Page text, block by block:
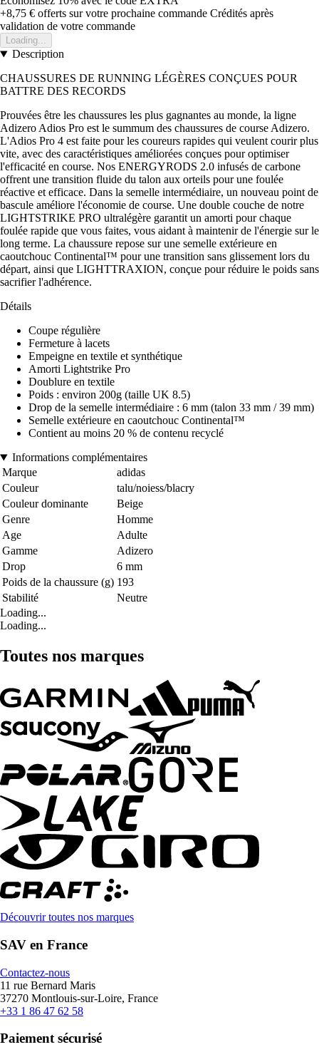
+8,75 € offerts sur votre prochaine commande Crédités après
validation de votre commande
Loading...
Description
CHAUSSURES DE RUNNING LÉGÈRES CONÇUES POUR
BATTRE DES RECORDS
Prouvées être les chaussures les plus gagnantes au monde, la ligne
Adizero Adios Pro est le summum des chaussures de course Adizero.
L'Adios Pro 4 est faite pour les coureurs rapides qui veulent courir plus
vite, avec des caractéristiques améliorées conçues pour optimiser
l'efficacité en course. Nos ENERGYRODS 2.0 infusés de carbone
offrent une transition fluide du talon aux orteils pour une foulée
réactive et efficace. Dans la semelle intermédiaire, un nouveau point de
bascule améliore l'économie de course. Une double couche de notre
LIGHTSTRIKE PRO ultralégère garantit un amorti pour chaque
foulée rapide que vous faites, vous aidant à maintenir de l'énergie sur le
long terme. La chaussure repose sur une semelle extérieure en
caoutchouc Continental™ pour une transition sans glissement lors du
départ, ainsi que LIGHTTRAXION, conçue pour réduire le poids sans
sacrifier l'adhérence.
Détails
Coupe régulière
Fermeture à lacets
Empeigne en textile et synthétique
Amorti Lightstrike Pro
Doublure en textile
Poids : environ 200g (taille UK 8.5)
Drop de la semelle intermédiaire : 6 mm (talon 33 mm / 39 mm)
Semelle extérieure en caoutchouc Continental™
Contient au moins 20 % de contenu recyclé
Informations complémentaires
Marque
adidas
Couleur
talu/noiess/blacry
Couleur dominante
Beige
Genre
Homme
Age
Adulte
Gamme
Adizero
Drop
6 mm
Poids de la chaussure (g) 193
Stabilité
Neutre
Loading...
Loading...
Toutes nos marques
Découvrir toutes nos marques
SAV en France
Contactez-nous
11 rue Bernard Maris
37270 Montlouis-sur-Loire, France
+33 1 86 47 62 58
Paiement sécurisé